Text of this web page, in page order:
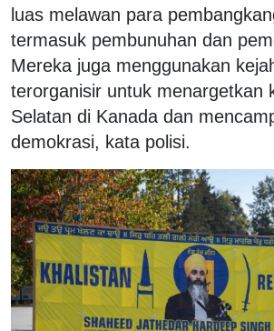
luas melawan para
termasuk pembunuhan dan
Mereka juga menggunakan
terorganisir untuk menargetkan
Selatan di Kanada dan
demokrasi, kata polisi.